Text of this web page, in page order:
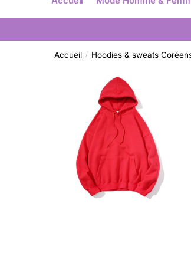
Accueil / Hoodies & sweats